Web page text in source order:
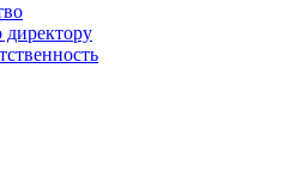
директору